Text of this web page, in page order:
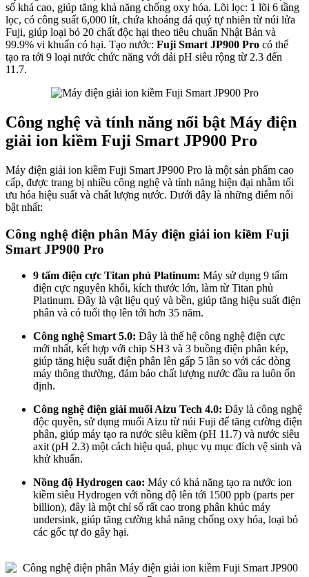
số khá cao, giúp tăng khả năng chống oxy hóa. Lõi lọc: 1 lõi 6 tầng
lọc, có công suất 6,000 lít, chứa khoáng đá quý tự nhiên từ núi lửa
Fuji, giúp loại bỏ 20 chất độc hại theo tiêu chuẩn Nhật Bản và
99.9% vi khuẩn có hại. Tạo nước: Fuji Smart JP900 Pro có thể
tạo ra tới 9 loại nước chức năng với dải pH siêu rộng từ 2.3 đến
11.7.
Công nghệ và tính năng nổi bật Máy điện
giải ion kiềm Fuji Smart JP900 Pro
Máy điện giải ion kiềm Fuji Smart JP900 Pro là một sản phẩm cao
cấp, được trang bị nhiều công nghệ và tính năng hiện đại nhằm tối
ưu hóa hiệu suất và chất lượng nước. Dưới đây là những điểm nổi
bật nhất:
Công nghệ điện phân Máy điện giải ion kiềm Fuji
Smart JP900 Pro
9 tấm điện cực Titan phủ Platinum: Máy sử dụng 9 tấm
điện cực nguyên khối, kích thước lớn, làm từ Titan phủ
Platinum. Đây là vật liệu quý và bền, giúp tăng hiệu suất điện
phân và có tuổi thọ lên tới hơn 35 năm.
Công nghệ Smart 5.0: Đây là thế hệ công nghệ điện cực
mới nhất, kết hợp với chip SH3 và 3 buồng điện phân kép,
giúp tăng hiệu suất điện phân lên gấp 5 lần so với các dòng
máy thông thường, đảm bảo chất lượng nước đầu ra luôn ổn
định.
Công nghệ điện giải muối Aizu Tech 4.0: Đây là công nghệ
độc quyền, sử dụng muối Aizu từ núi Fuji để tăng cường điện
phân, giúp máy tạo ra nước siêu kiềm (pH 11.7) và nước siêu
axit (pH 2.3) một cách hiệu quả, phục vụ mục đích vệ sinh và
khử khuẩn.
Nồng độ Hydrogen cao: Máy có khả năng tạo ra nước ion
kiềm siêu Hydrogen với nồng độ lên tới 1500 ppb (parts per
billion), đây là một chỉ số rất cao trong phân khúc máy
undersink, giúp tăng cường khả năng chống oxy hóa, loại bỏ
các gốc tự do gây hại.